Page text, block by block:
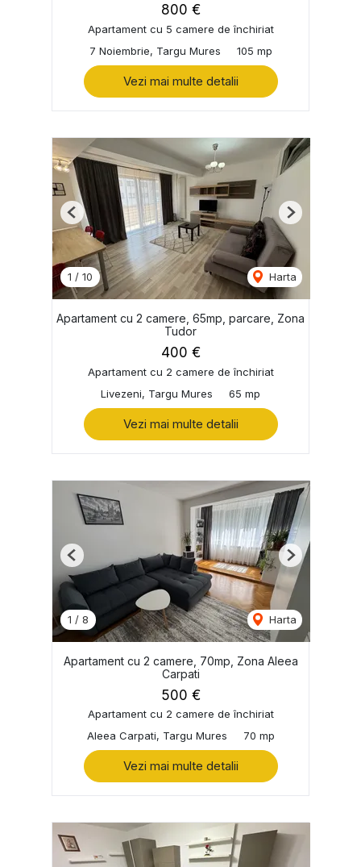
800 €
Apartament cu 5 camere de închiriat
7 Noiembrie, Targu Mures
105 mp
Vezi mai multe detalii
1 / 10 Harta
Previous Next
Apartament cu 2 camere, 65mp, parcare, Zona
Tudor
400 €
Apartament cu 2 camere de închiriat
Livezeni, Targu Mures
65 mp
Vezi mai multe detalii
1 / 8 Harta
Previous Next
Apartament cu 2 camere, 70mp, Zona Aleea
Carpati
500 €
Apartament cu 2 camere de închiriat
Aleea Carpati, Targu Mures
70 mp
Vezi mai multe detalii